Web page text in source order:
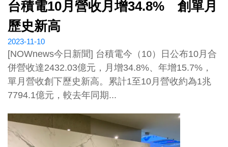
台積電10月營收月增34.8% 創單月
歷史新高
2023-11-10
[NOWnews今日新聞] 台積電今（10）日公布10月合
併營收達2432.03億元，月增34.8%、年增15.7%，
單月營收創下歷史新高。累計1至10月營收約為1兆
7794.1億元，較去年同期...